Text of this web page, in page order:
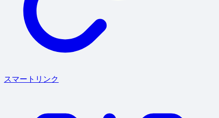
スマートリンク